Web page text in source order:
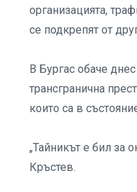
организацията,
се подкрепят от
В Бургас обаче
трансгранична
които са в
„Тайникът е бил за
Кръстев.